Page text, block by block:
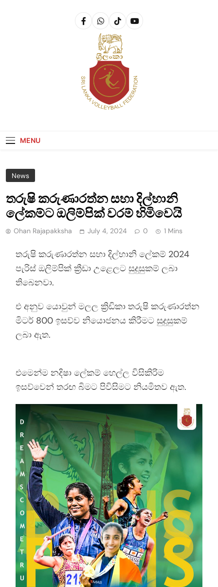
MENU
News
තරුෂි කරුණාරත්න සහා දිල්හානි
ලේකම්ට ඔලිම්පික් වරම් හිමිවෙයි
Ohan Rajapakksha July 4, 2024 0 1 Mins
තරුෂි කරුණාරත්න සහා දිල්හානි ලේකම් 2024
පැරිස් ඔලිම්පික් ක්‍රීඩා උළෙලට සුදුසුකම් ලබා
තිබෙනවා.
එ අනුව යොවුන් මලල ක්‍රිඩිකා තරුෂි කරුණාරත්න
මිටර් 800 ඉසව්ව නියොජනය කිරීමට සුදුසුකම්
ලබා ඇත.
එමෙන්ම නදිෂා ලේකම් හෙල්ල විසිකිරිම
ඉසව්වෙන් තරඟ බිමට පිවිසිමට නියමිතව ඇත.
Get 30% off your first purchase